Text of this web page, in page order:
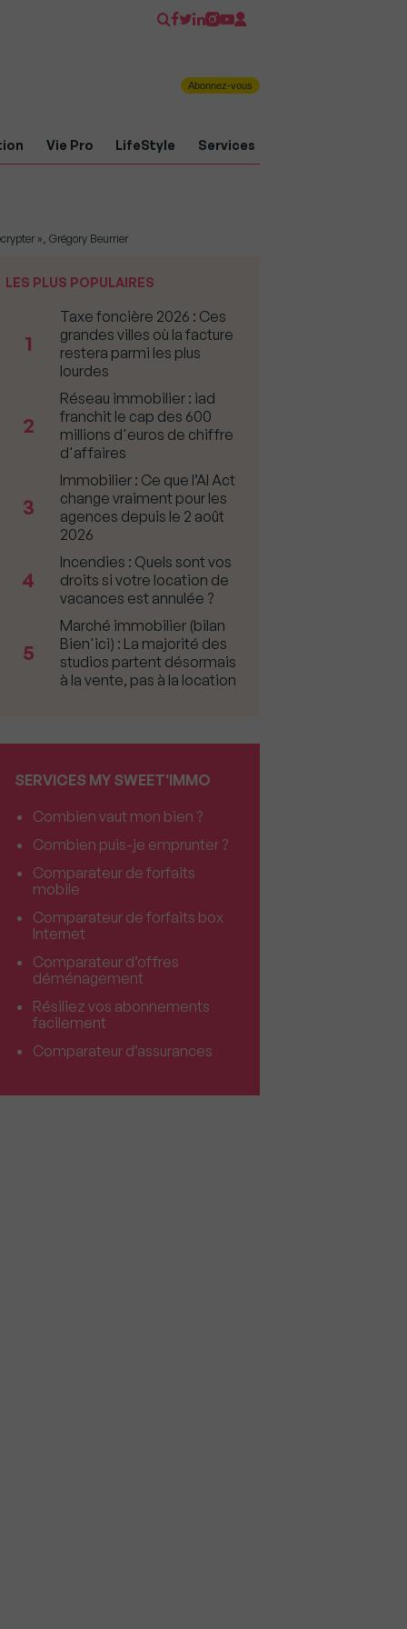
Abonnez-vous
Vie Pro LifeStyle Services
», Grégory Beurrier
LES PLUS POPULAIRES
1
Taxe foncière 2026 : Ces
grandes villes où la facture
restera parmi les plus
lourdes
2
Réseau immobilier : iad
franchit le cap des 600
millions d'euros de chiffre
d'affaires
3
Immobilier : Ce que l’AI Act
change vraiment pour les
agences depuis le 2 août
2026
4
Incendies : Quels sont vos
droits si votre location de
vacances est annulée ?
5
Marché immobilier (bilan
Bien'ici) : La majorité des
studios partent désormais
à la vente, pas à la location
SERVICES MY SWEET'IMMO
Combien vaut mon bien ?
Combien puis-je emprunter ?
Comparateur de forfaits
mobile
Comparateur de forfaits box
Internet
Comparateur d’offres
déménagement
Résiliez vos abonnements
facilement
Comparateur d’assurances